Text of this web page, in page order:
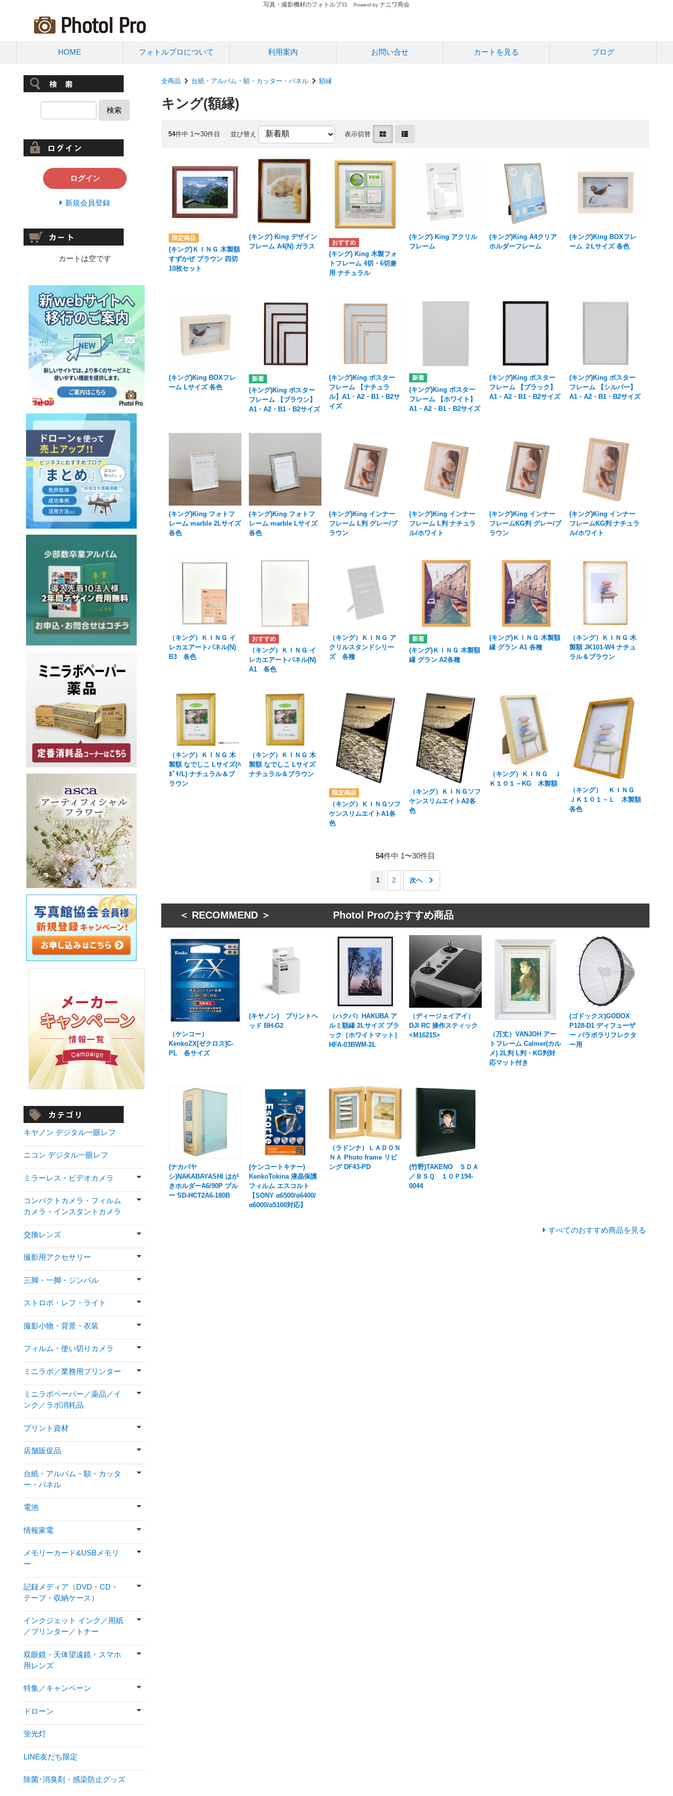
写真・撮影機材のフォトルプロ Powerd by ナニワ商会
HOME フォトルプロについて 利用案内 お問い合せ カートを見る ブログ
全商品 台紙・アルバム・額・カッター・パネル 額縁
キング(額縁)
54件中 1〜30件目 並び替え 表示切替
(キング)ＫＩＮＧ 木製額
すずかぜ ブラウン 四切
10枚セット
(キング) King デザイン
フレーム A4(N) ガラス
(キング) King 木製フォ
トフレーム 4切・6切兼
用 ナチュラル
(キング) King アクリル
フレーム
(キング)King A4クリア
ホルダーフレーム
(キング)King BOXフレ
ーム ２Lサイズ 各色
(キング)King BOXフレ
ーム Lサイズ 各色
(キング)King ポスター
フレーム 【ブラウン】
A1・A2・B1・B2サイズ
(キング)King ポスター
フレーム 【ナチュラ
ル】A1・A2・B1・B2サ
イズ
(キング)King ポスター
フレーム 【ホワイト】
A1・A2・B1・B2サイズ
(キング)King ポスター
フレーム 【ブラック】
A1・A2・B1・B2サイズ
(キング)King ポスター
フレーム 【シルバー】
A1・A2・B1・B2サイズ
(キング)King フォトフ
レーム marble 2Lサイズ
各色
(キング)King フォトフ
レーム marble Lサイズ
各色
(キング)King インナー
フレーム L判 グレー/ブ
ラウン
(キング)King インナー
フレーム L判 ナチュラ
ル/ホワイト
(キング)King インナー
フレームKG判 グレー/ブ
ラウン
(キング)King インナー
フレームKG判 ナチュラ
ル/ホワイト
（キング）ＫＩＮＧ イ
レカエアートパネル(N)
B3 各色
（キング）ＫＩＮＧ イ
レカエアートパネル(N)
A1 各色
（キング）ＫＩＮＧ ア
クリルスタンドシリー
ズ 各種
(キング)ＫＩＮＧ 木製額
縁 グラン A2各種
(キング)ＫＩＮＧ 木製額
縁 グラン A1 各種
（キング）ＫＩＮＧ 木
製額 JK101-W4 ナチュ
ラル＆ブラウン
（キング）ＫＩＮＧ 木
製額 なでしこ Lサイズ(ﾊ
ｶﾞｷ/L) ナチュラル＆ブ
ラウン
（キング）ＫＩＮＧ 木
製額 なでしこ Lサイズ
ナチュラル＆ブラウン
（キング）ＫＩＮＧソフ
ケンスリムエイトA1各
色
（キング）ＫＩＮＧソフ
ケンスリムエイトA2各
色
（キング）ＫＩＮＧ Ｊ
Ｋ１０１－KG 木製額
（キング） ＫＩＮＧ
ＪＫ１０１－Ｌ 木製額
各色
54件中 1〜30件目
1 2
＜ RECOMMEND ＞ Photol Proのおすすめ商品
（ケンコー）
KenkoZX[ゼクロス]C-
PL 各サイズ
(キヤノン) プリントヘ
ッド BH-G2
（ハクバ）HAKUBA ア
ルミ額縁 2Lサイズ ブラ
ック［ホワイトマット］
HFA-03BWM-2L
（ディージェイアイ）
DJI RC 操作スティック
<M16215>
（万丈）VANJOH アー
トフレーム Calmer(カル
メ) 2L判 L判・KG判対
応マット付き
(ゴドックス)GODOX
P128-D1 ディフューザ
ー パラボラリフレクタ
ー用
(ナカバヤ
シ)NAKABAYASHI はが
きホルダーA6/90P ブル
ー SD-HCT2A6-180B
(ケンコートキナー)
KenkoTokina 液晶保護
フィルム エスコルト
【SONY α6500/α6400/
α6000/α5100対応】
（ラドンナ）ＬＡＤＯＮ
ＮＡ Photo frame リビ
ング DF43-PD
(竹野)TAKENO ＳＤＡ
／ＢＳＱ １０Ｐ194-
0044
すべてのおすすめ商品を見る
検索
ログイン
新規会員登録
カートは空です
キヤノン デジタル一眼レフ
ニコン デジタル一眼レフ
ミラーレス・ビデオカメラ
コンパクトカメラ・フィルム
カメラ・インスタントカメラ
交換レンズ
撮影用アクセサリー
三脚・一脚・ジンバル
ストロボ・レフ・ライト
撮影小物・背景・衣装
フィルム・使い切りカメラ
ミニラボ／業務用プリンター
ミニラボペーパー／薬品／イ
ンク／ラボ消耗品
プリント資材
店舗販促品
台紙・アルバム・額・カッタ
ー・パネル
電池
情報家電
メモリーカード&USBメモリ
ー
記録メディア（DVD・CD・
テープ・収納ケース）
インクジェット インク／用紙
／プリンター／トナー
双眼鏡・天体望遠鏡・スマホ
用レンズ
特集／キャンペーン
ドローン
蛍光灯
LINE友だち限定
除菌･消臭剤・感染防止グッズ